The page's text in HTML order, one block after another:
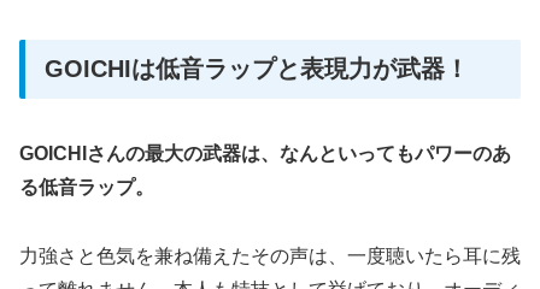
GOICHIは低音ラップと表現力が武器！
GOICHIさんの最大の武器は、なんといってもパワーのあ
る低音ラップ。
力強さと色気を兼ね備えたその声は、一度聴いたら耳に残